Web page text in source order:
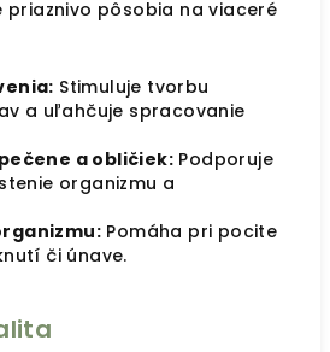
priaznivo pôsobia na viaceré
Stimuluje tvorbu
a uľahčuje spracovanie
a obličiek: Podporuje
organizmu a
Pomáha pri pocite
či únave.